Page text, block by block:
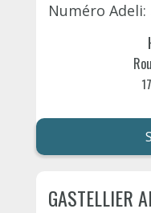
Numéro Adeli:
GASTELLIER